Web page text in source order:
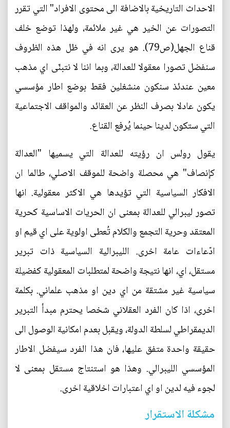
الاحداث التاريخية بالاضافة الى محتوى الافراد" التي تقرر
التصورات عن الخير هي غير ملائمة، ولهذا توضع خلف
قناع الجهل(ص79). هو يرى انه في ظل هذه الظروف
سنفضل تصورا معقولا للعدالة، وبما اننا لا نتبنّى اي مذهب
معين عندئذ سنكون منشغلين فقط بوضع اطار مؤسسي
يكون عادلا بصرف النظر عن العقائد والمواقف الاجتماعية
التي ستكون لدينا حينما يُرفع القناع.
يقول رولس ان رؤيته للعدالة التي يسميها "العدالة
كإنصاف" هي محصلة واضحة للموقف الاصلي، طالما ان
الافكار السياسية التي تؤيدها هي الاكثر معقولية. انها
تصور ليبرالي للعدالة بمعنى ان الحريات الاساسية كحرية
المعتقد وحرية التجمع والكلام تُعطى اولوية على اي قيم او
ادّعاءات عامة اخرى. الليبرالية السياسية ذات تبرير
مستقل، اي، انها نتيجة واضحة لمتطلبات المعقولية كفضيلة
سياسية غير مشتقة من اي دين او مذهب علماني. بكلمة
اخرى، اذا كان الفرد العقلاني شخصا يحترم مبدأ التبرير
الديمقراطي لسلطة الدولة، ويقبل بعدم امكانية الوصول الى
حقيقة واحدة متفق عليها، فان هذا الفرد سيفضل الاطار
المؤسسي الليبرالي. وهذا هو استنتاج مستقل بمعنى لا
لجوء فيه لدين او اي اعتبارات اخلاقية اخرى.
مشكلة الاستقرار